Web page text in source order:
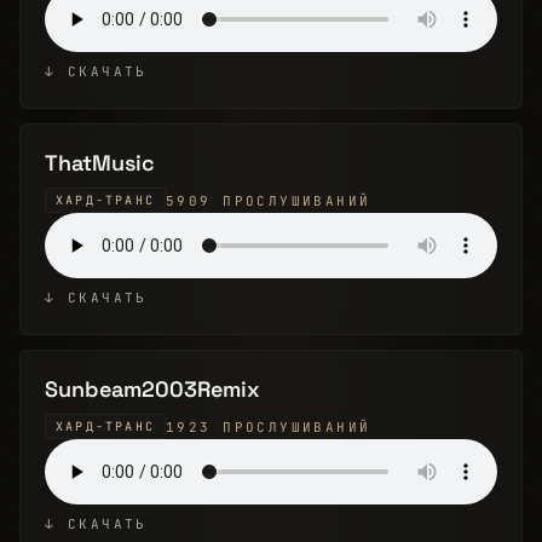
↓ СКАЧАТЬ
ThatMusic
ХАРД-ТРАНС 5909 ПРОСЛУШИВАНИЙ
↓ СКАЧАТЬ
Sunbeam2003Remix
ХАРД-ТРАНС 1923 ПРОСЛУШИВАНИЙ
↓ СКАЧАТЬ